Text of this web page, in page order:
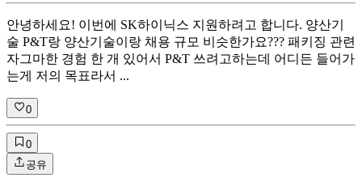
안녕하세요! 이번에 SK하이닉스 지원하려고 합니다. 양산기
술 P&T랑 양산기술이랑 채용 규모 비슷한가요??? 패키징 관련
자그마한 경험 한 개 있어서 P&T 쓰려고하는데 어디든 들어가
는게 저의 목표라서 ...
0
0
공유